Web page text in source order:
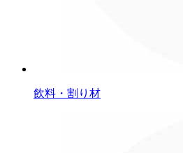
飲料・割り材